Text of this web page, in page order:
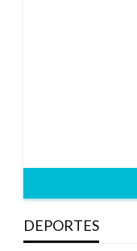
DEPORTES